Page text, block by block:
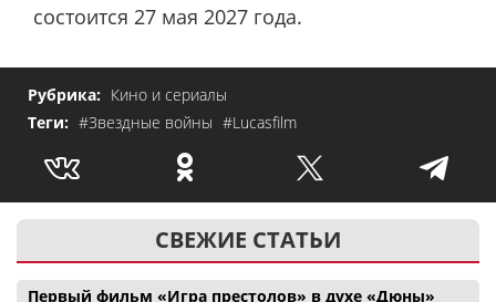
состоится 27 мая 2027 года.
Рубрика: Кино и сериалы
Теги: #Звездные войны #Lucasfilm
СВЕЖИЕ СТАТЬИ
Первый фильм «Игра престолов» в духе «Дюны»